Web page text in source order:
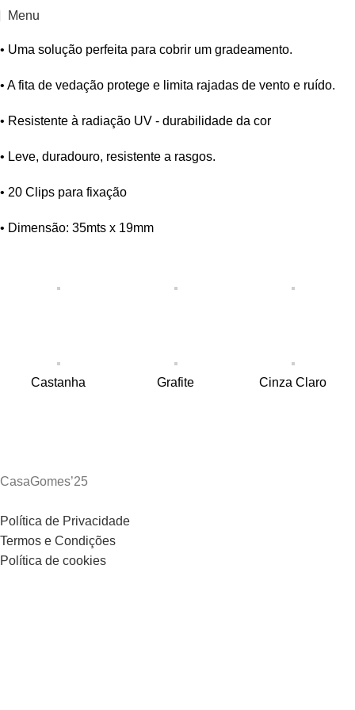
Menu
• Uma solução perfeita para cobrir um gradeamento.
• A fita de vedação protege e limita rajadas de vento e ruído.
• Resistente à radiação UV - durabilidade da cor
• Leve, duradouro, resistente a rasgos.
• 20 Clips para fixação
• Dimensão: 35mts x 19mm
Castanha Grafite Cinza Claro
CasaGomes’25
Política de Privacidade
Termos e Condições
Política de cookies